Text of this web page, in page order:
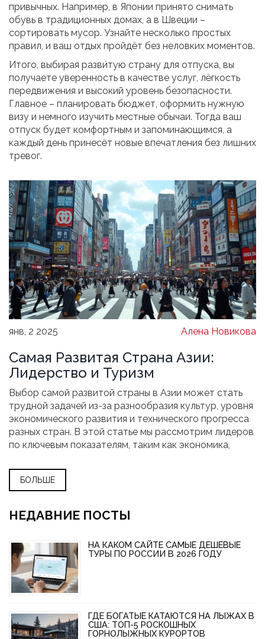
привычных. Например, в Японии принято снимать
обувь в традиционных домах, а в Швеции –
сортировать мусор. Узнайте несколько простых
правил, и ваш отдых пройдёт без неловких моментов.
Итого, выбирая разви́тую страну для отпуска, вы
получаете уверенность в качестве услуг, лёгкость
передвижения и высокий уровень безопасности.
Главное – планировать бюджет, оформить нужную
визу и немного изучить местные обычаи. Тогда ваш
отпуск будет комфортным и запоминающимся, а
каждый день принесёт новые впечатления без лишних
тревог.
янв, 2 2025 Алена Новикова
Самая Развитая Страна Азии:
Лидерство и Туризм
Выбор самой развитой страны в Азии может стать
трудной задачей из-за разнообразия культур, уровня
экономического развития и технического прогресса
разных стран. В этой статье мы рассмотрим лидеров
по ключевым показателям, таким как экономика,
Японии, Южной Корее и Сингапуре, мы подчеркнем их
уникальные достижения и возможности для
путешественников своим высоким уровнем развития
и комфортом.
БОЛЬШЕ
НЕДАВНИЕ ПОСТЫ
НА КАКОМ САЙТЕ САМЫЕ ДЕШЕВЫЕ
ТУРЫ ПО РОССИИ В 2026 ГОДУ
ГДЕ БОГАТЫЕ КАТАЮТСЯ НА ЛЫЖАХ В
США: ТОП-5 РОСКОШНЫХ
ГОРНОЛЫЖНЫХ КУРОРТОВ